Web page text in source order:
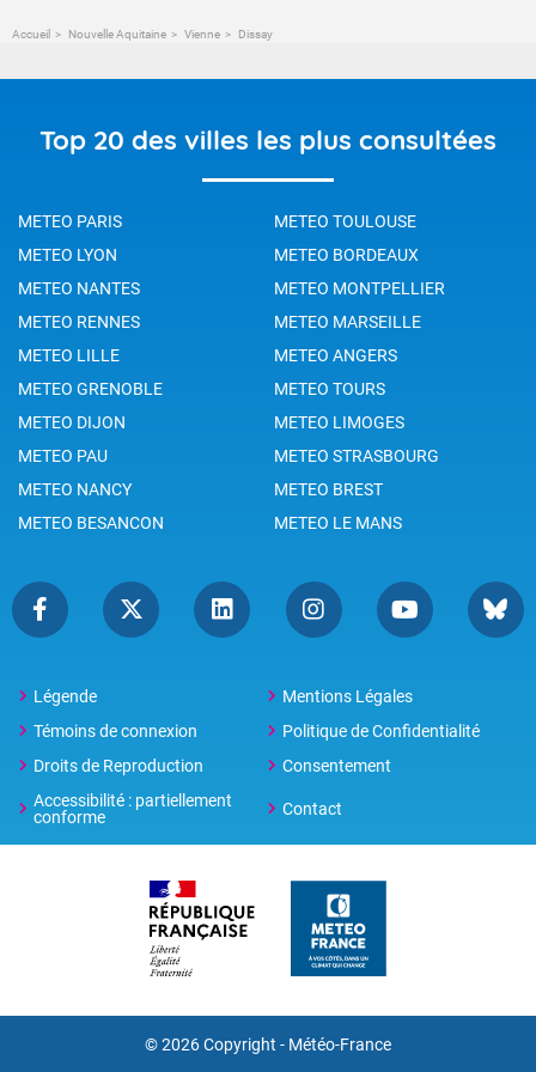
Accueil Nouvelle Aquitaine Vienne Dissay
Top 20 des villes les plus consultées
METEO PARIS
METEO TOULOUSE
METEO LYON
METEO BORDEAUX
METEO NANTES
METEO MONTPELLIER
METEO RENNES
METEO MARSEILLE
METEO LILLE
METEO ANGERS
METEO GRENOBLE
METEO TOURS
METEO DIJON
METEO LIMOGES
METEO PAU
METEO STRASBOURG
METEO NANCY
METEO BREST
METEO BESANCON
METEO LE MANS
Légende
Mentions Légales
Témoins de connexion
Politique de Confidentialité
Droits de Reproduction
Consentement
Accessibilité : partiellement
conforme
Contact
© 2026 Copyright - Météo-France